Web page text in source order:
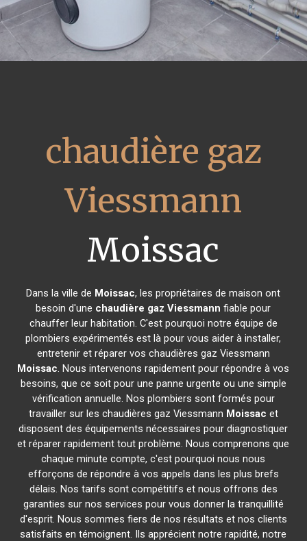
chaudière gaz
Viessmann
Moissac
Dans la ville de Moissac, les propriétaires de maison ont
besoin d'une chaudière gaz Viessmann fiable pour
chauffer leur habitation. C'est pourquoi notre équipe de
plombiers expérimentés est là pour vous aider à installer,
entretenir et réparer vos chaudières gaz Viessmann
Moissac. Nous intervenons rapidement pour répondre à vos
besoins, que ce soit pour une panne urgente ou une simple
vérification annuelle. Nos plombiers sont formés pour
travailler sur les chaudières gaz Viessmann Moissac et
disposent des équipements nécessaires pour diagnostiquer
et réparer rapidement tout problème. Nous comprenons que
chaque minute compte, c'est pourquoi nous nous
efforçons de répondre à vos appels dans les plus brefs
délais. Nos tarifs sont compétitifs et nous offrons des
garanties sur nos services pour vous donner la tranquillité
d'esprit. Nous sommes fiers de nos résultats et nos clients
satisfaits en témoignent. Ils apprécient notre rapidité, notre